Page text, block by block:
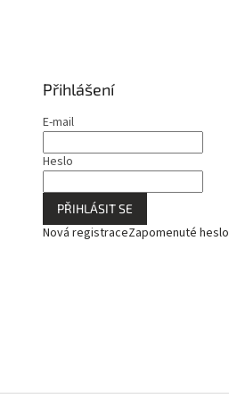
Přihlášení
E-mail
Heslo
PŘIHLÁSIT SE
Nová registraceZapomenuté heslo